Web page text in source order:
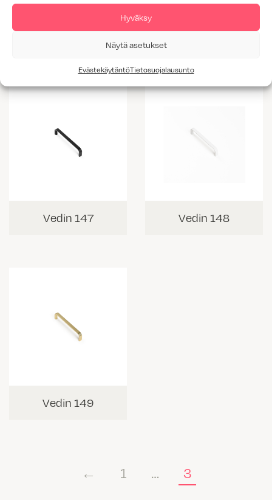
Hyväksy
Näytä asetukset
EvästekäytäntöTietosuojalausunto
Vedin 145 Vedin 146
Vedin 147 Vedin 148
Vedin 149
← 1 … 3